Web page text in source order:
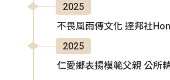
2025
不畏風雨傳文化 達邦社
2025
仁愛鄉表揚模範父親 公所